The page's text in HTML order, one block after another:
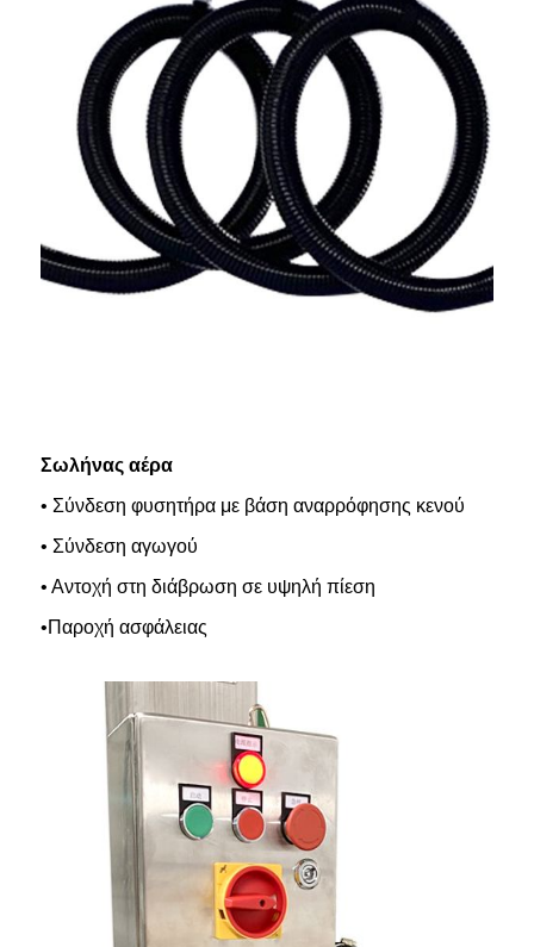
Σωλήνας αέρα
• Σύνδεση φυσητήρα με βάση αναρρόφησης κενού
• Σύνδεση αγωγού
• Αντοχή στη διάβρωση σε υψηλή πίεση
•Παροχή ασφάλειας